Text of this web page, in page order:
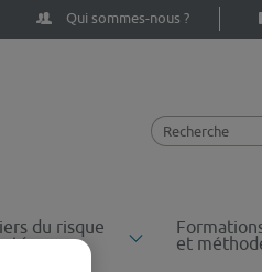
Qui sommes-nous ?
du risque
et